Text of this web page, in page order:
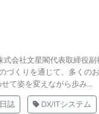
式会社文星閣代表取締役
づくりを通じて、多くの
て姿を変えながら歩み...
誌 DX/ITシステム